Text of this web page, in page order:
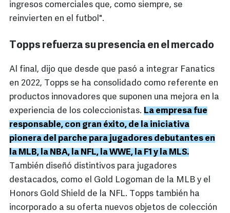
ingresos comerciales que, como siempre, se
reinvierten en el futbol".
Topps refuerza su presencia en el mercado
Al final, dijo que desde que pasó a integrar Fanatics
en 2022, Topps se ha consolidado como referente en
productos innovadores que suponen una mejora en la
experiencia de los coleccionistas. La empresa fue
responsable, con gran éxito, de la iniciativa
pionera del parche para jugadores debutantes en
la MLB, la NBA, la NFL, la WWE, la F1 y la MLS.
También diseñó distintivos para jugadores
destacados, como el Gold Logoman de la MLB y el
Honors Gold Shield de la NFL. Topps también ha
incorporado a su oferta nuevos objetos de colección